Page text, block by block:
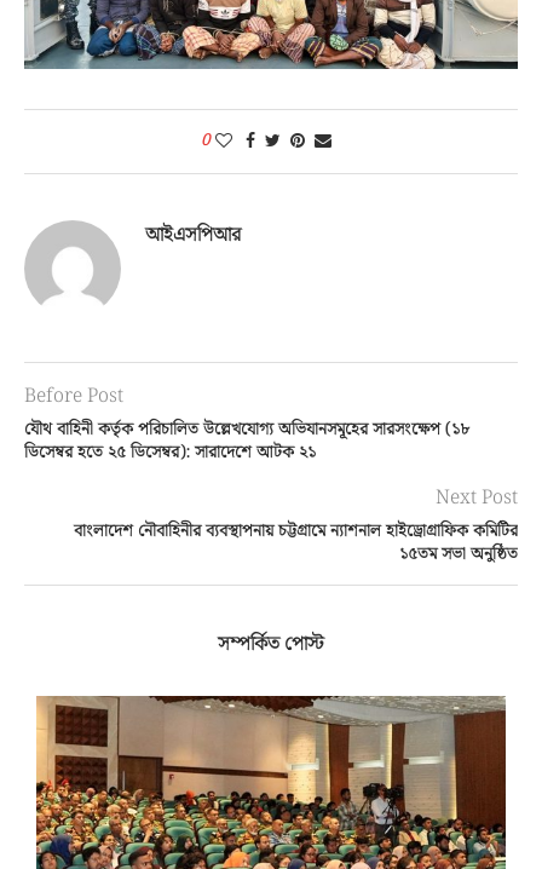
0
আইএসপিআর
Before Post
যৌথ বাহিনী কর্তৃক পরিচালিত উল্লেখযোগ্য অভিযানসমূহের সারসংক্ষেপ (১৮
ডিসেম্বর হতে ২৫ ডিসেম্বর): সারাদেশে আটক ২১
Next Post
বাংলাদেশ নৌবাহিনীর ব্যবস্থাপনায় চট্টগ্রামে ন্যাশনাল হাইড্রোগ্রাফিক কমিটির
১৫তম সভা অনুষ্ঠিত
সম্পর্কিত পোস্ট